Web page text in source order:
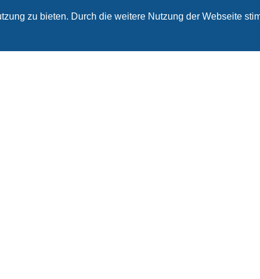
zu bieten. Durch die weitere Nutzung der Webseite